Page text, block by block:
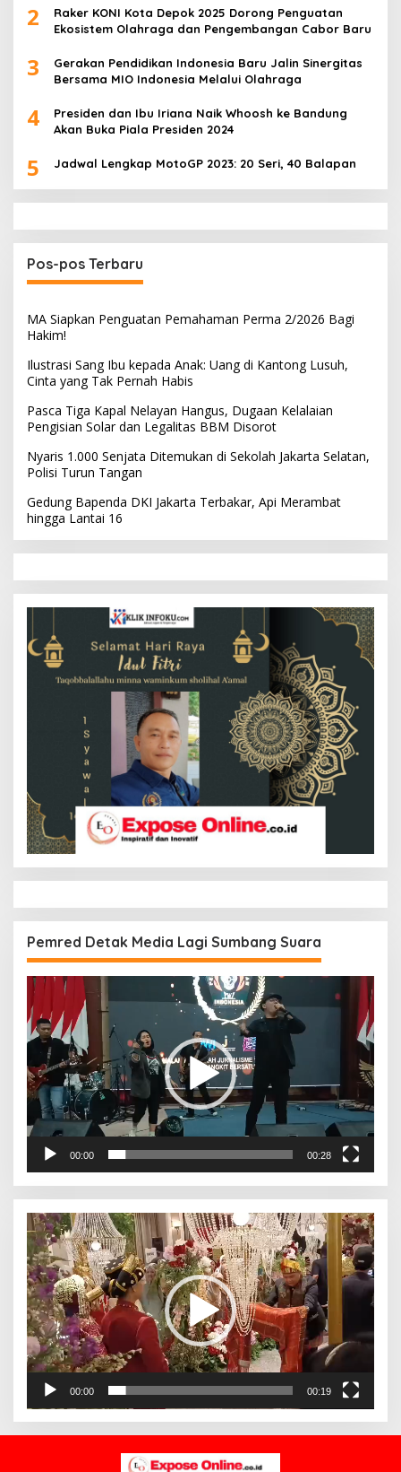
2
Raker KONI Kota Depok 2025 Dorong Penguatan
Ekosistem Olahraga dan Pengembangan Cabor Baru
3
Gerakan Pendidikan Indonesia Baru Jalin Sinergitas
Bersama MIO Indonesia Melalui Olahraga
4
Presiden dan Ibu Iriana Naik Whoosh ke Bandung
Akan Buka Piala Presiden 2024
5 Jadwal Lengkap MotoGP 2023: 20 Seri, 40 Balapan
Pos-pos Terbaru
MA Siapkan Penguatan Pemahaman Perma 2/2026 Bagi
Hakim!
Ilustrasi Sang Ibu kepada Anak: Uang di Kantong Lusuh,
Cinta yang Tak Pernah Habis
Pasca Tiga Kapal Nelayan Hangus, Dugaan Kelalaian
Pengisian Solar dan Legalitas BBM Disorot
Nyaris 1.000 Senjata Ditemukan di Sekolah Jakarta Selatan,
Polisi Turun Tangan
Gedung Bapenda DKI Jakarta Terbakar, Api Merambat
hingga Lantai 16
Pemred Detak Media Lagi Sumbang Suara
Pemutar
Video
00:00 00:28
Pemutar
Video
00:00 00:19